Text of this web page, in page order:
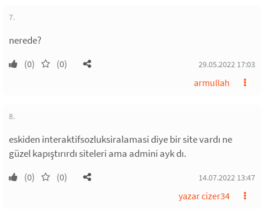
7.
nerede?
(0) (0) 29.05.2022 17:03
armullah
8.
eskiden interaktifsozluksiralamasi diye bir site vardı ne
güzel kapıştırırdı siteleri ama admini ayk dı.
(0) (0) 14.07.2022 13:47
yazar cizer34